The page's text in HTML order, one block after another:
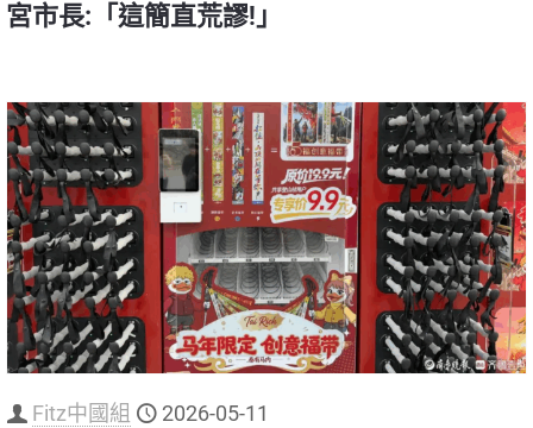
宮市長:「這簡直荒謬!」
Fitz中國組 2026-05-11